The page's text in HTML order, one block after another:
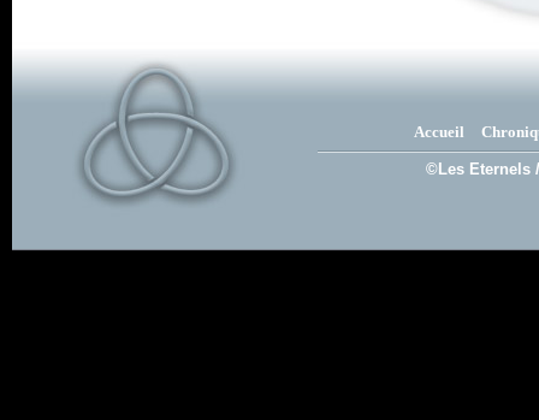
Accueil
©Les Eternels